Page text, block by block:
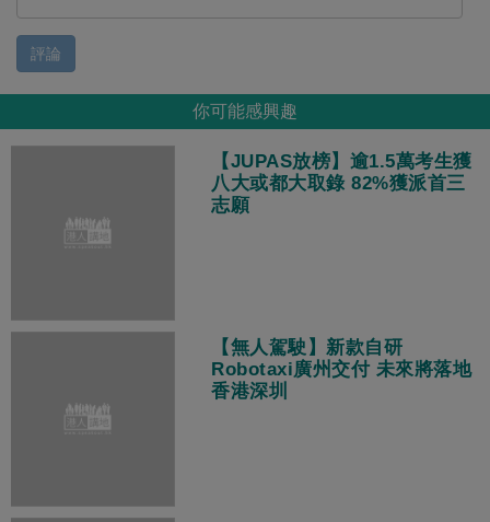
評論
你可能感興趣
【JUPAS放榜】逾1.5萬考生獲
八大或都大取錄 82%獲派首三
志願
【無人駕駛】新款自研
Robotaxi廣州交付 未來將落地
香港深圳